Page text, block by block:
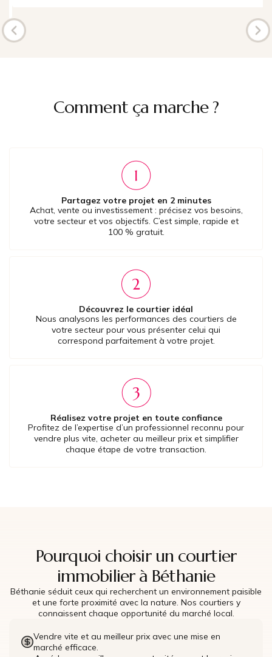
Comment ça marche ?
Partagez votre projet en 2 minutes
Achat, vente ou investissement : précisez vos besoins,
votre secteur et vos objectifs. C’est simple, rapide et
100 % gratuit.
Découvrez le courtier idéal
Nous analysons les performances des courtiers de
votre secteur pour vous présenter celui qui
correspond parfaitement à votre projet.
Réalisez votre projet en toute confiance
Profitez de l’expertise d’un professionnel reconnu pour
vendre plus vite, acheter au meilleur prix et simplifier
chaque étape de votre transaction.
Pourquoi choisir un courtier
immobilier à Béthanie
Béthanie séduit ceux qui recherchent un environnement paisible
et une forte proximité avec la nature. Nos courtiers y
connaissent chaque opportunité du marché local.
Vendre vite et au meilleur prix avec une mise en
marché efficace.